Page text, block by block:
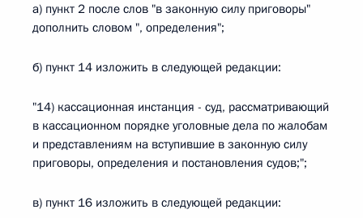
а) пункт 2 после слов "в законную силу приговоры"
дополнить словом ", определения";
б) пункт 14 изложить в следующей редакции:
"14) кассационная инстанция - суд, рассматривающий
в кассационном порядке уголовные дела по жалобам
и представлениям на вступившие в законную силу
приговоры, определения и постановления судов;";
в) пункт 16 изложить в следующей редакции: